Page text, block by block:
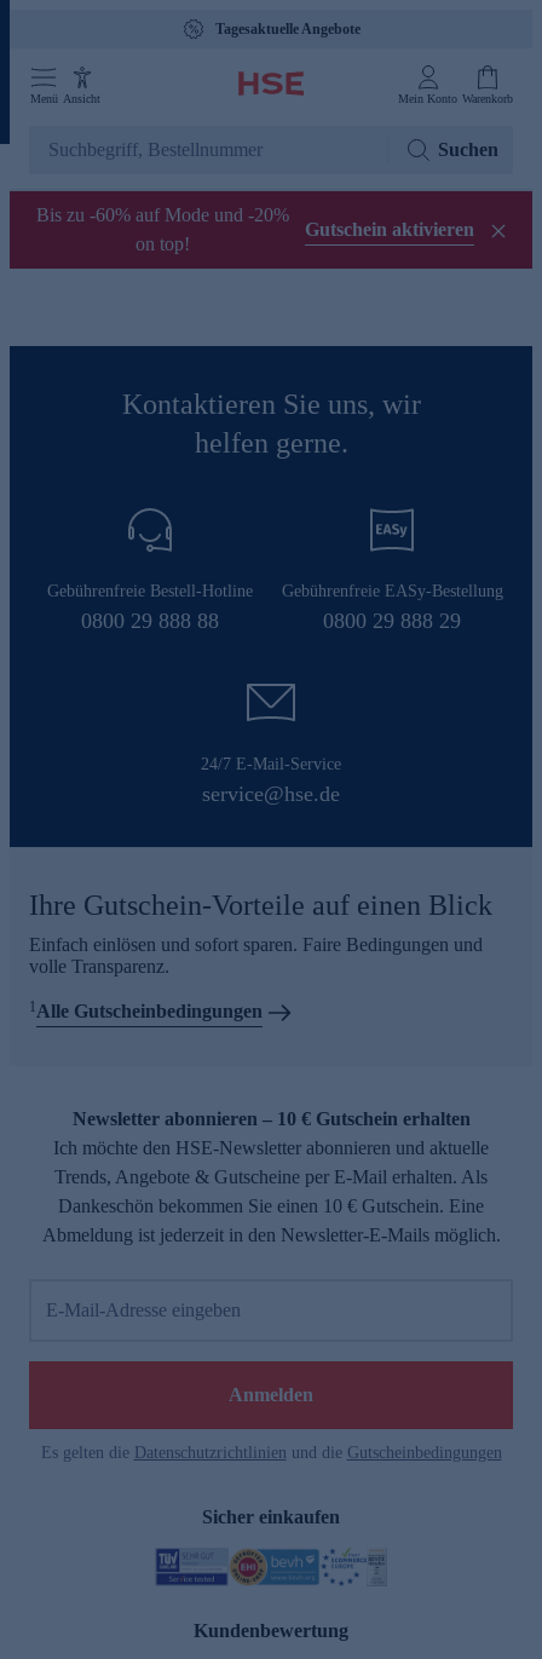
Tagesaktuelle Angebote
Menü Ansicht Mein Konto Warenkorb
Suchen
Bis zu -60% auf Mode und -20%
on top!
Gutschein aktivieren
Kontaktieren Sie uns, wir
helfen gerne.
Gebührenfreie Bestell-Hotline
0800 29 888 88
Gebührenfreie EASy-Bestellung
0800 29 888 29
24/7 E-Mail-Service
service@hse.de
Ihre Gutschein-Vorteile auf einen Blick
Einfach einlösen und sofort sparen. Faire Bedingungen und
volle Transparenz.
1Alle Gutscheinbedingungen
Newsletter abonnieren – 10 € Gutschein erhalten
Ich möchte den HSE-Newsletter abonnieren und aktuelle
Trends, Angebote & Gutscheine per E-Mail erhalten. Als
Dankeschön bekommen Sie einen 10 € Gutschein. Eine
Abmeldung ist jederzeit in den Newsletter-E-Mails möglich.
E-Mail-Adresse eingeben
Anmelden
Es gelten die Datenschutzrichtlinien und die Gutscheinbedingungen
Sicher einkaufen
Kundenbewertung